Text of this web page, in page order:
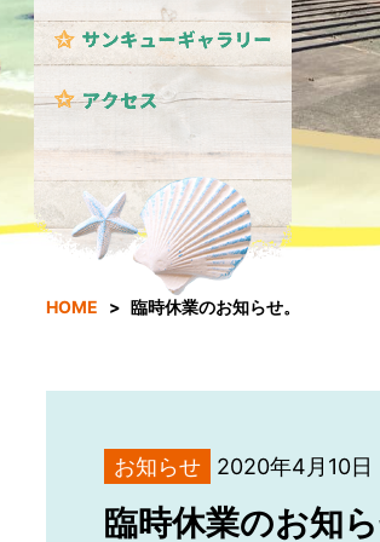
HOME 臨時休業のお知らせ。
お知らせ 2020年4月10日
臨時休業のお知